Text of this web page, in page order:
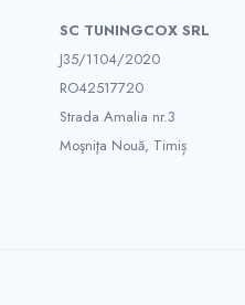
SC TUNINGCOX SRL
J35/1104/2020
RO42517720
Strada Amalia nr.3
Moşniţa Nouă, Timiș